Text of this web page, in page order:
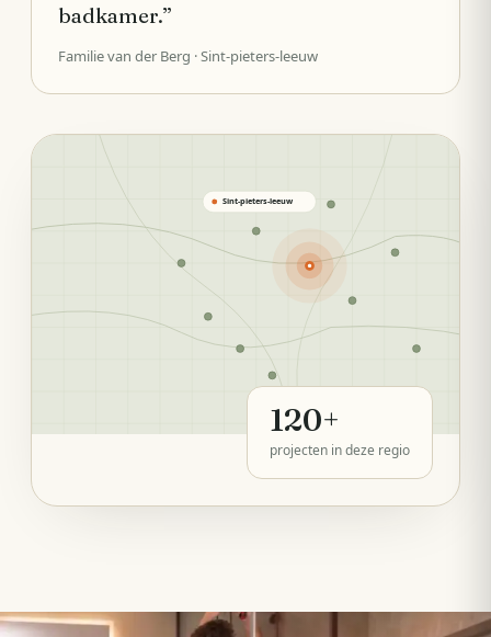
Sint-pieters-leeuw
120+
projecten in deze regio
badkamer.”
Familie van der Berg · Sint-pieters-leeuw